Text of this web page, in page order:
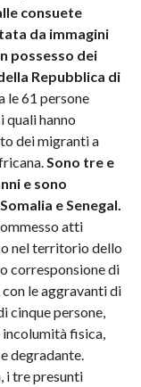
consuete
da immagini
possesso dei
Repubblica di
le 61 persone
quali hanno
dei migranti a
Sono tre e
e sono
e Senegal.
atti
nel territorio dello
corresponsione di
le aggravanti di
cinque persone,
fisica,
degradante.
i tre presunti